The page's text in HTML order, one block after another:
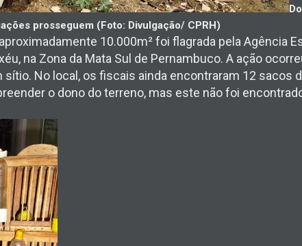
prosseguem (Foto: Divulgação/ CPRH)
10.000m² foi flagrada pela Agência
na Zona da Mata Sul de Pernambuco. A ação
No local, os fiscais ainda encontraram 12 sacos
o dono do terreno, mas este não foi